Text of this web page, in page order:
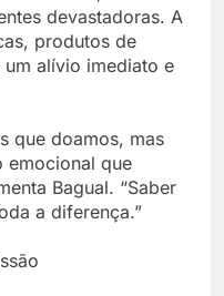
devastadoras. A
produtos de
alívio imediato e
que doamos, mas
emocional que
Bagual. “Saber
a diferença.”